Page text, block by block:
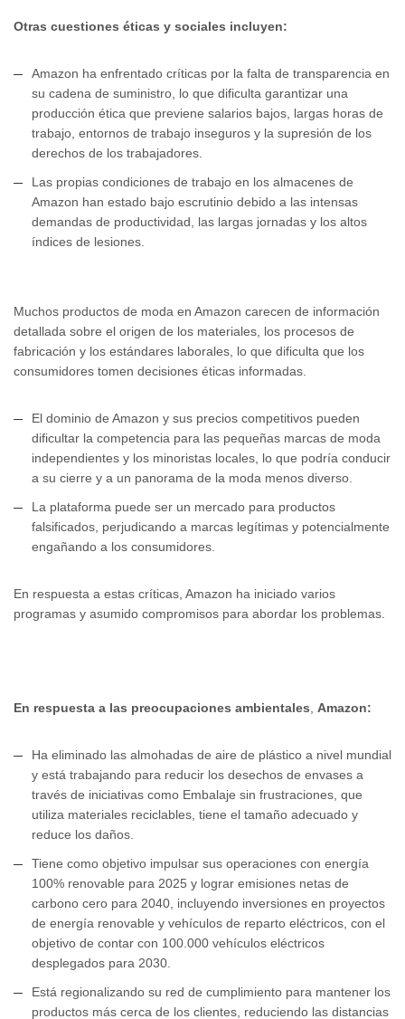
Otras cuestiones éticas y sociales incluyen:
Amazon ha enfrentado críticas por la falta de transparencia en
su cadena de suministro, lo que dificulta garantizar una
producción ética que previene salarios bajos, largas horas de
trabajo, entornos de trabajo inseguros y la supresión de los
derechos de los trabajadores.
Las propias condiciones de trabajo en los almacenes de
Amazon han estado bajo escrutinio debido a las intensas
demandas de productividad, las largas jornadas y los altos
índices de lesiones.
Muchos productos de moda en Amazon carecen de información
detallada sobre el origen de los materiales, los procesos de
fabricación y los estándares laborales, lo que dificulta que los
consumidores tomen decisiones éticas informadas.
El dominio de Amazon y sus precios competitivos pueden
dificultar la competencia para las pequeñas marcas de moda
independientes y los minoristas locales, lo que podría conducir
a su cierre y a un panorama de la moda menos diverso.
La plataforma puede ser un mercado para productos
falsificados, perjudicando a marcas legítimas y potencialmente
engañando a los consumidores.
En respuesta a estas críticas, Amazon ha iniciado varios
programas y asumido compromisos para abordar los problemas.
En respuesta a las preocupaciones ambientales Amazon:
Ha eliminado las almohadas de aire de plástico a nivel mundial
y está trabajando para reducir los desechos de envases a
través de iniciativas como Embalaje sin frustraciones, que
utiliza materiales reciclables, tiene el tamaño adecuado y
reduce los daños.
Tiene como objetivo impulsar sus operaciones con energía
100% renovable para 2025 y lograr emisiones netas de
carbono cero para 2040, incluyendo inversiones en proyectos
de energía renovable y vehículos de reparto eléctricos, con el
objetivo de contar con 100.000 vehículos eléctricos
desplegados para 2030.
Está regionalizando su red de cumplimiento para mantener los
productos más cerca de los clientes, reduciendo las distancias